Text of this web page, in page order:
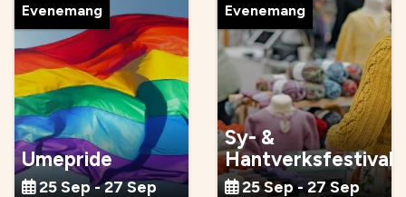
Evenemang
Umepride
25 Sep - 27 Sep
Evenemang
Sy- &
Hantverksfestival
25 Sep - 27 Sep